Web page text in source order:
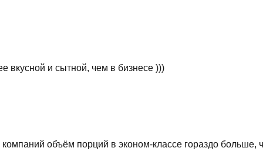
вкусной и сытной, чем в бизнесе )))
объём порций в эконом-классе гораздо больше,